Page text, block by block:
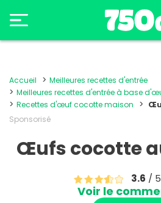
Accueil
Meilleures recettes d'entrée
Meilleures recettes d'entrée à base
Recettes d'œuf cocotte maison
Sponsorisé
Œufs cocotte
3.6 / 5
Voir le